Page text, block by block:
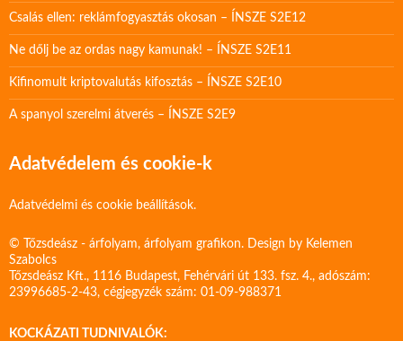
Csalás ellen: reklámfogyasztás okosan – ÍNSZE S2E12
Ne dőlj be az ordas nagy kamunak! – ÍNSZE S2E11
Kifinomult kriptovalutás kifosztás – ÍNSZE S2E10
A spanyol szerelmi átverés – ÍNSZE S2E9
Adatvédelem és cookie-k
Adatvédelmi és cookie beállítások.
© Tőzsdeász - árfolyam, árfolyam grafikon. Design by Kelemen
Szabolcs
Tőzsdeász Kft., 1116 Budapest, Fehérvári út 133. fsz. 4., adószám:
23996685-2-43, cégjegyzék szám: 01-09-988371
KOCKÁZATI TUDNIVALÓK: